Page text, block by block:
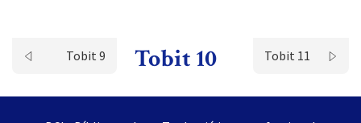
Tobit 9 Tobit 10 Tobit 11